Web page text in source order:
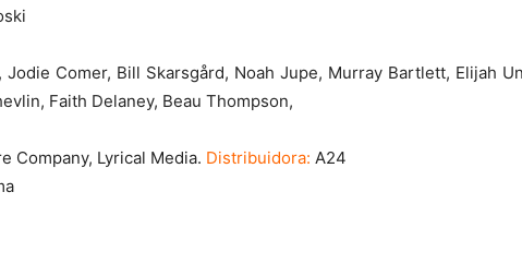
Jodie Comer, Bill Skarsgård, Noah Jupe, Murray Bartlett, Elijah
Faith Delaney, Beau Thompson,
Company, Lyrical Media. Distribuidora: A24